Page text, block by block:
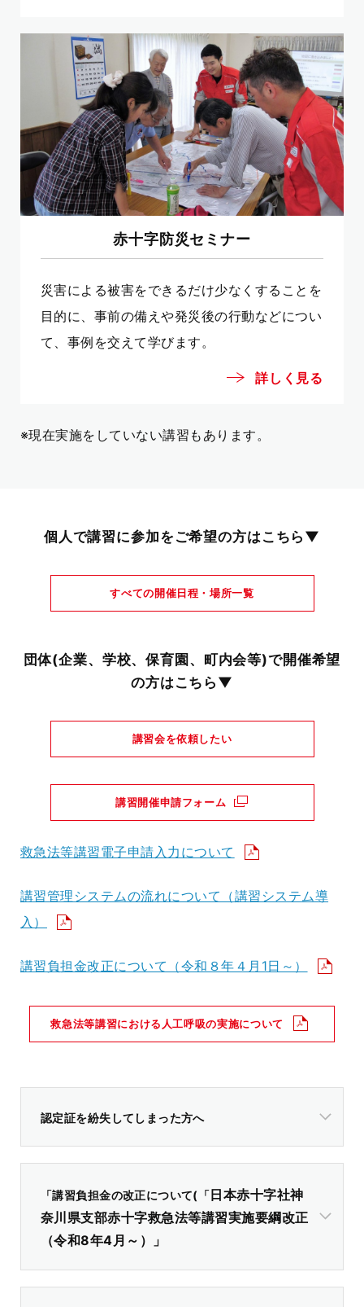
赤十字防災セミナー
災害による被害をできるだけ少なくすることを
目的に、事前の備えや発災後の行動などについ
て、事例を交えて学びます。
詳しく見る
※現在実施をしていない講習もあります。
個人で講習に参加をご希望の方はこちら▼
すべての開催日程・場所一覧
団体(企業、学校、保育園、町内会等)で開催希望
の方はこちら▼
講習会を依頼したい
講習開催申請フォーム
救急法等講習電子申請入力について
講習管理システムの流れについて（講習システム導
入）
講習負担金改正について（令和８年４月1日～）
救急法等講習における人工呼吸の実施について
認定証を紛失してしまった方へ
「講習負担金の改正について(「日本赤十字社神
奈川県支部赤十字救急法等講習実施要綱改正
（令和8年4月～）」